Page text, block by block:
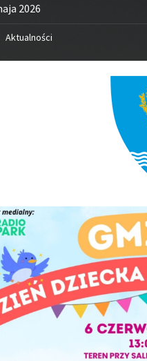
2026
Aktualności